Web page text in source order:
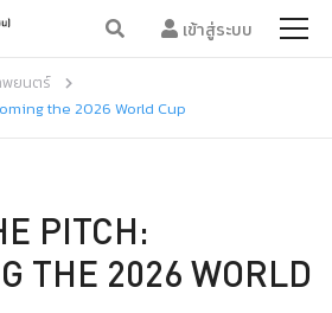
เข้าสู่ระบบ
พยนตร์
the 2026 World Cup
PITCH:
THE 2026 WORLD